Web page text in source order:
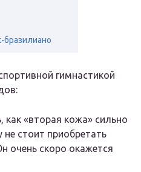
бразилиано
гимнастикой
«вторая кожа» сильно
не стоит приобретать
очень скоро окажется